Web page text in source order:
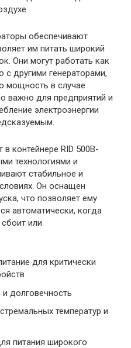
обеспечивают
им питать широкий
Они могут работать как
с другими генераторами,
мощность в случае
важно для предприятий и
электроэнергии
контейнере RID 500B-
технологиями и
стабильное и
Он оснащен
что позволяет ему
автоматически, когда
или
для критически
долговечность
температур и
питания широкого